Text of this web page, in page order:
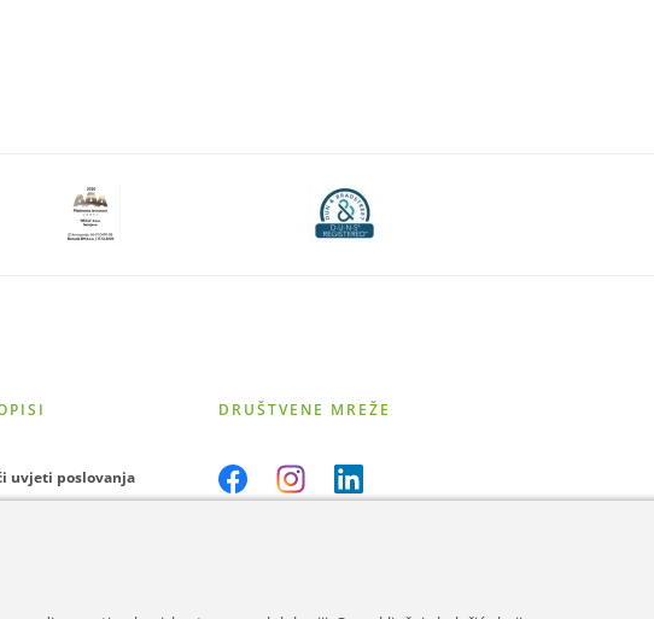
uvjeti poslovanja
DRUŠTVENE MREŽE